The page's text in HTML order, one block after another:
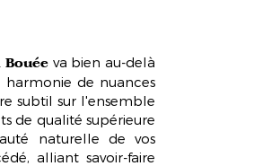
va bien au-delà
de nuances
subtil sur l'ensemble
de qualité supérieure
naturelle de vos
alliant savoir-faire